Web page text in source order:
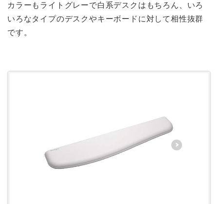
カラーもライトグレーで白系デスクはもちろん、いろ
いろなタイプのデスクやキーボードに対して相性抜群
です。